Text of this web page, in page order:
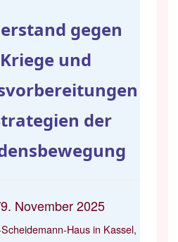
gegen
Kriege und
der
November 2025
Haus in Kassel,